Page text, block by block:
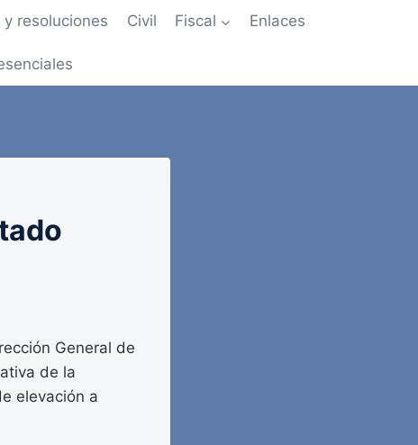
y resoluciones Civil Fiscal Enlaces
General de
de la
elevación a